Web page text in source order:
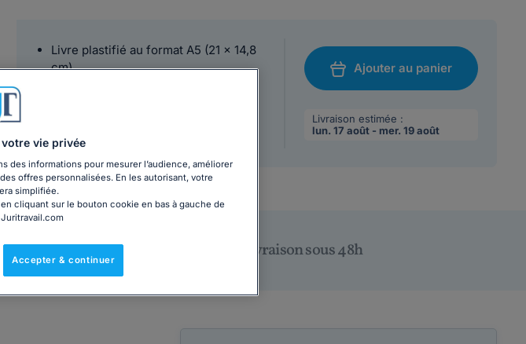
Livre plastifié au format A5 (21 x 14,8
cm)
Chronopost
Ajouter au panier
Livraison estimée :
lun. 17 août - mer. 19 août
en France Livraison sous 48h
vie privée
des informations pour mesurer l’audience, améliorer
offres personnalisées. En les autorisant, votre
simplifiée.
cliquant sur le bouton cookie en bas à gauche de
Accepter & continuer